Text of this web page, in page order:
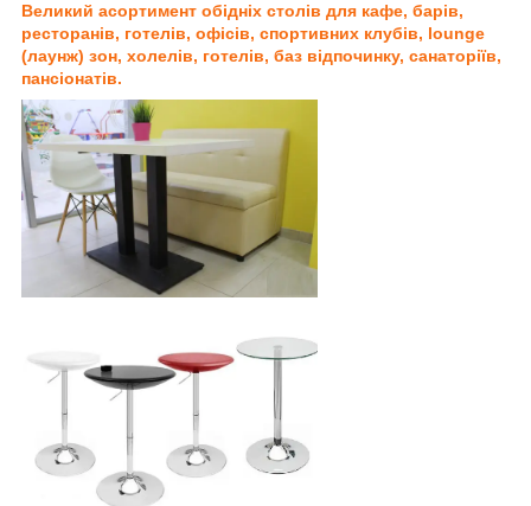
Великий асортимент обідніх столів для кафе, барів,
ресторанів, готелів, офісів, спортивних клубів, lounge
(лаунж) зон, холелів, готелів, баз відпочинку, санаторіїв,
пансіонатів.